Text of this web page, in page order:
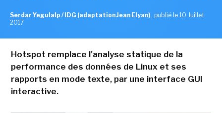
Serdar Yegulalp / IDG (adaptation Jean Elyan) , publié le 10 Juillet
2017
Hotspot remplace l'analyse statique de la
performance des données de Linux et ses
rapports en mode texte, par une interface GUI
interactive.